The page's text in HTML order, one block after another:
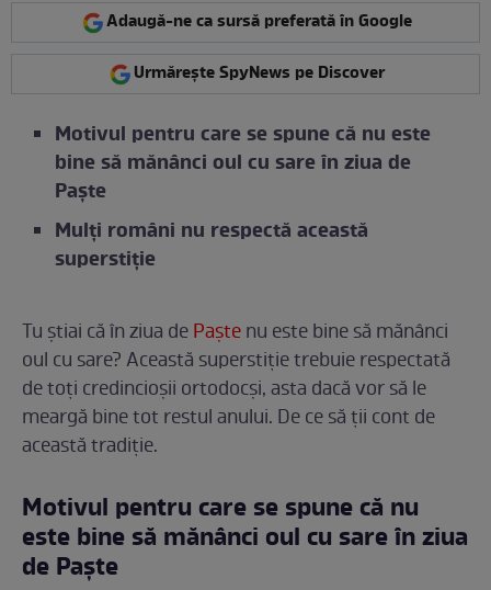
Adaugă-ne ca sursă preferată în Google
Urmărește SpyNews pe Discover
Motivul pentru care se spune că nu este
bine să mănânci oul cu sare în ziua de
Paște
Mulți români nu respectă această
superstiție
Tu știai că în ziua dePaștenu este bine să mănânci
oul cu sare? Această superstiție trebuie respectată
de toți credincioșii ortodocși, asta dacă vor să le
meargă bine tot restul anului. De ce să ții cont de
această tradiție.
Motivul pentru care se spune că nu
este bine să mănânci oul cu sare în ziua
de Paște